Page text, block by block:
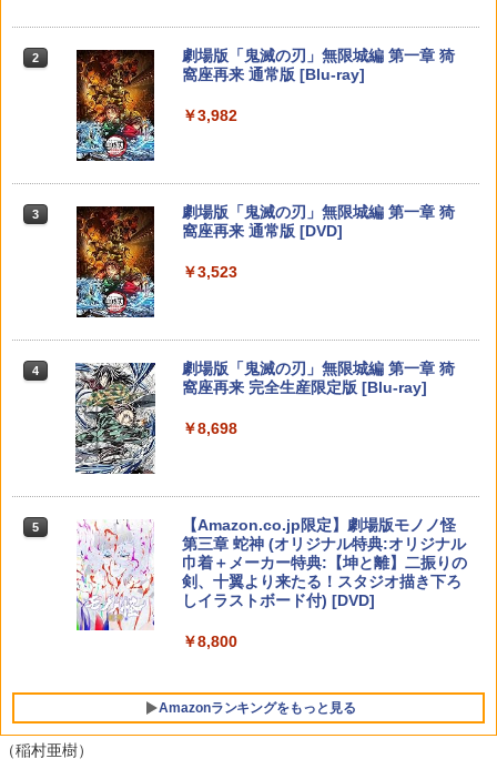
3
任天堂 【Switch2】マリオカート ワール
ド [BEE-P-AAAAA NSW2 マリオカ-ト
4
スーパーボンバーマン コレクション Nin
tendo Switch 2 Edition 日本限定版
￥9,801
5
【08/18入荷分☆】【新品】【NS2H】Ni
ntendo Switch 2 Proコントローラー
￥9,980
￥1,780
S5版
3 トイ・ストーリー4 【Blu-ray】
4 ズートピア 【Blu-ray】
5
とーとつにエジプト神【Blu-ray】 [ 下野
紘 ]
￥3,254
ニンテンドープリペイド番号 9000円|オ
￥9,000
ニンテンドープリペイド番号 5000円|オ
ンラインコード版
【純正品】DualSense ワイヤレスコン
【純正品】DualSense ワイヤレスコン
￥10,737
ラー (カーボンブラック)
【純正品】Xbox 充電式バッテリー + US
【国内正規品】Thrustmaster スラスト
S5、PS5 Pro、Xbox One、Xbox Serie
￥14,141
2
劇場版「鬼滅の刃」無限城編 第一章 猗
窩座再来 通常版 [Blu-ray]
￥3,982
3
劇場版「鬼滅の刃」無限城編 第一章 猗
窩座再来 通常版 [DVD]
￥3,523
4
劇場版「鬼滅の刃」無限城編 第一章 猗
窩座再来 完全生産限定版 [Blu-ray]
￥8,698
5
【Amazon.co.jp限定】劇場版モノノ怪
第三章 蛇神 (オリジナル特典:オリジナル
巾着＋メーカー特典:【坤と離】二振りの
剣、十翼より来たる！スタジオ描き下ろ
しイラストボード付) [DVD]
￥8,800
Amazonランキングをもっと見る
（稲村亜樹）